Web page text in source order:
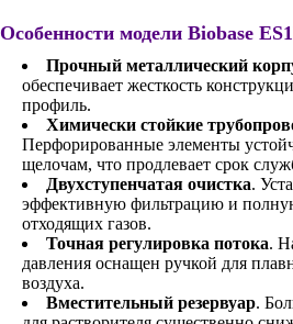
Особенности модели Biobase
Прочный металлический
обеспечивает жесткость
профиль.
Химически стойкие
Перфорированные элементы
щелочам, что продлевает срок
Двухступенчатая очистка.
эффективную фильтрацию и
отходящих газов.
Точная регулировка потока.
давления оснащен ручкой для
воздуха.
Вместительный резервуар.